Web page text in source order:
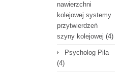
nawierzchni
kolejowej systemy
przytwierdzeń
szyny kolejowej (4)
Psycholog Piła
(4)